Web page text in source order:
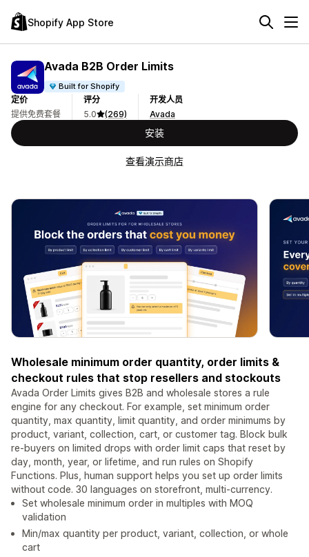
Shopify App Store
Avada B2B Order Limits
Built for Shopify
定价
提供免费套餐
评分
5.0
(269)
开发人员
Avada
安装
查看演示商店
Wholesale minimum order quantity, order limits &
checkout rules that stop resellers and stockouts
Avada Order Limits gives B2B and wholesale stores a rule
engine for any checkout. For example, set minimum order
quantity, max quantity, limit quantity, and order minimums by
product, variant, collection, cart, or customer tag. Block bulk
re-buyers on limited drops with order limit caps that reset by
day, month, year, or lifetime, and run rules on Shopify
Functions. Plus, human support helps you set up order limits
without code. 30 languages on storefront, multi-currency.
Set wholesale minimum order in multiples with MOQ
validation
Min/max quantity per product, variant, collection, or whole
cart